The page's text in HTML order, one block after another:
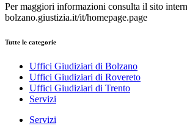
Per maggiori informazioni consulta il sito
bolzano.giustizia.it/it/homepage.page
Tutte le categorie
Uffici Giudiziari di Bolzano
Uffici Giudiziari di Rovereto
Uffici Giudiziari di Trento
Servizi
Servizi